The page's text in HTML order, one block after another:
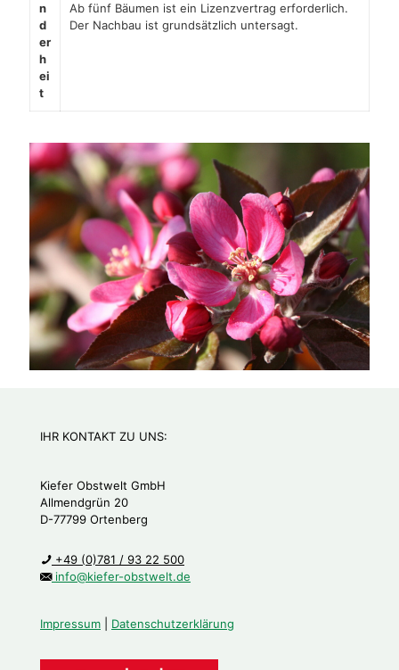
n
d
er
h
ei
t
Ab fünf Bäumen ist ein Lizenzvertrag erforderlich.
Der Nachbau ist grundsätzlich untersagt.
IHR KONTAKT ZU UNS:
Kiefer Obstwelt GmbH
Allmendgrün 20
D-77799 Ortenberg
+49 (0)781 / 93 22 500
info@kiefer-obstwelt.de
Impressum Datenschutzerklärung